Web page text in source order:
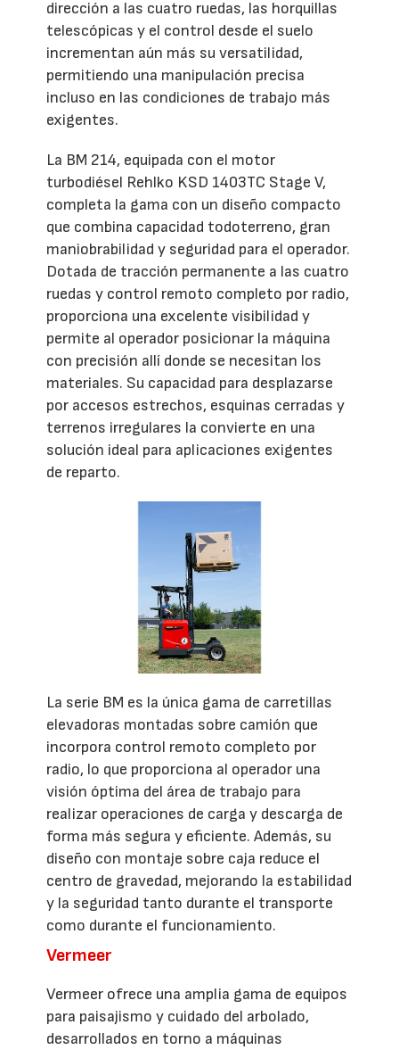
dirección a las cuatro ruedas, las horquillas
telescópicas y el control desde el suelo
incrementan aún más su versatilidad,
permitiendo una manipulación precisa
incluso en las condiciones de trabajo más
exigentes.
La BM 214, equipada con el motor
turbodiésel Rehlko KSD 1403TC Stage V,
completa la gama con un diseño compacto
que combina capacidad todoterreno, gran
maniobrabilidad y seguridad para el operador.
Dotada de tracción permanente a las cuatro
ruedas y control remoto completo por radio,
proporciona una excelente visibilidad y
permite al operador posicionar la máquina
con precisión allí donde se necesitan los
materiales. Su capacidad para desplazarse
por accesos estrechos, esquinas cerradas y
terrenos irregulares la convierte en una
solución ideal para aplicaciones exigentes
de reparto.
La serie BM es la única gama de carretillas
elevadoras montadas sobre camión que
incorpora control remoto completo por
radio, lo que proporciona al operador una
visión óptima del área de trabajo para
realizar operaciones de carga y descarga de
forma más segura y eficiente. Además, su
diseño con montaje sobre caja reduce el
centro de gravedad, mejorando la estabilidad
y la seguridad tanto durante el transporte
como durante el funcionamiento.
Vermeer
Vermeer ofrece una amplia gama de equipos
para paisajismo y cuidado del arbolado,
desarrollados en torno a máquinas